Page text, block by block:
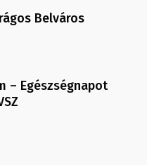
Belváros
– Egészségnapot